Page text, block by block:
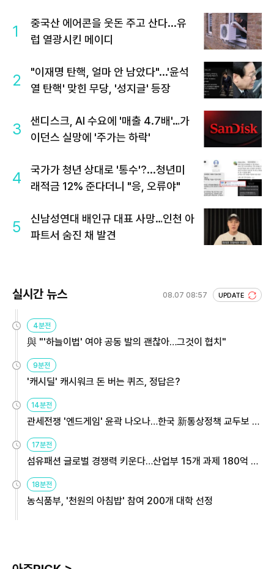
1
중국산 에어콘을 웃돈 주고 산다...유
럽 열광시킨 메이디
2
"이재명 탄핵, 얼마 안 남았다"...'윤석
열 탄핵' 맞힌 무당, '성지글' 등장
3
샌디스크, AI 수요에 '매출 4.7배'…가
이던스 실망에 '주가는 하락'
4
국가가 청년 상대로 '통수'?...청년미
래적금 12% 준다더니 "응, 오류야"
5
신남성연대 배인규 대표 사망…인천 아
파트서 숨진 채 발견
실시간 뉴스 08.07 08:57 UPDATE
4분전
與 "'하늘이법' 여야 공동 발의 괜찮아…그것이 협치"
9분전
'캐시딜' 캐시워크 돈 버는 퀴즈, 정답은?
14분전
관세전쟁 '엔드게임' 윤곽 나오나…한국 新통상정책 교두보 활
용해야
17분전
섬유패션 글로벌 경쟁력 키운다…산업부 15개 과제 180억 지
원
18분전
농식품부, '천원의 아침밥' 참여 200개 대학 선정